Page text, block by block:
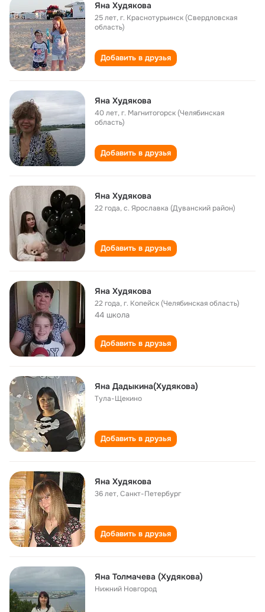
Яна Худякова
25 лет,г. Краснотурьинск (Свердловская
область)
Добавить в друзья
Яна Худякова
40 лет,г. Магнитогорск (Челябинская
область)
Добавить в друзья
Яна Худякова
22 года,с. Ярославка (Дуванский район)
Добавить в друзья
Яна Худякова
22 года,г. Копейск (Челябинская область)
44 школа
Добавить в друзья
Яна Дадыкина(Худякова)
Тула-Щекино
Добавить в друзья
Яна Худякова
36 лет,Санкт-Петербург
Добавить в друзья
Яна Толмачева (Худякова)
Нижний Новгород